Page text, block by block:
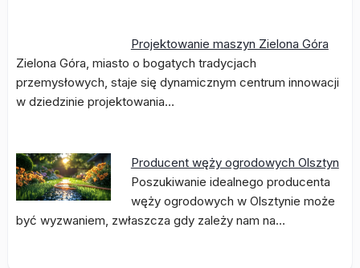
Projektowanie maszyn Zielona Góra
Zielona Góra, miasto o bogatych tradycjach
przemysłowych, staje się dynamicznym centrum innowacji
w dziedzinie projektowania…
Producent węży ogrodowych Olsztyn
Poszukiwanie idealnego producenta
węży ogrodowych w Olsztynie może
być wyzwaniem, zwłaszcza gdy zależy nam na…